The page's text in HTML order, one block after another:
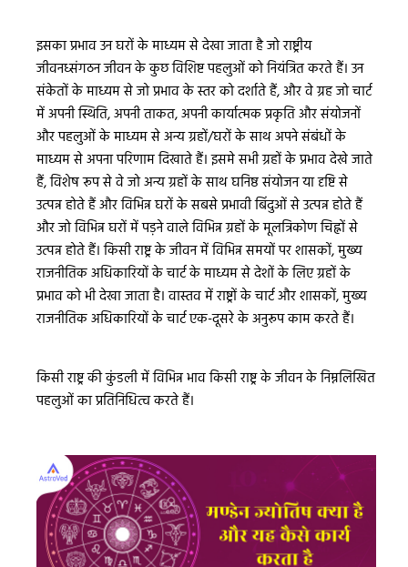
इसका प्रभाव उन घरों के माध्यम से देखा जाता है जो राष्ट्रीय
जीवनध्संगठन जीवन के कुछ विशिष्ट पहलुओं को नियंत्रित करते हैं। उन
संकेतों के माध्यम से जो प्रभाव के स्तर को दर्शाते हैं, और वे ग्रह जो चार्ट
में अपनी स्थिति, अपनी ताकत, अपनी कार्यात्मक प्रकृति और संयोजनों
और पहलुओं के माध्यम से अन्य ग्रहों/घरों के साथ अपने संबंधों के
माध्यम से अपना परिणाम दिखाते हैं। इसमे सभी ग्रहों के प्रभाव देखे जाते
हैं, विशेष रूप से वे जो अन्य ग्रहों के साथ घनिष्ठ संयोजन या दृष्टि से
उत्पन्न होते हैं और विभिन्न घरों के सबसे प्रभावी बिंदुओं से उत्पन्न होते हैं
और जो विभिन्न घरों में पड़ने वाले विभिन्न ग्रहों के मूलत्रिकोण चिह्नों से
उत्पन्न होते हैं। किसी राष्ट्र के जीवन में विभिन्न समयों पर शासकों, मुख्य
राजनीतिक अधिकारियों के चार्ट के माध्यम से देशों के लिए ग्रहों के
प्रभाव को भी देखा जाता है। वास्तव में राष्ट्रों के चार्ट और शासकों, मुख्य
राजनीतिक अधिकारियों के चार्ट एक-दूसरे के अनुरूप काम करते हैं।
किसी राष्ट्र की कुंडली में विभिन्न भाव किसी राष्ट्र के जीवन के निम्नलिखित
पहलुओं का प्रतिनिधित्व करते हैं।